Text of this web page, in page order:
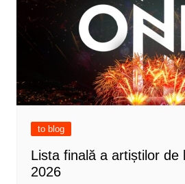
to blog
Lista finală a artiștilor de
2026